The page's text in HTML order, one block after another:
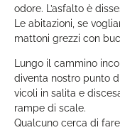
odore. L’asfalto è
Le abitazioni, se
mattoni grezzi con
Lungo il cammino
diventa nostro punto
vicoli in salita e
rampe di scale.
Qualcuno cerca di